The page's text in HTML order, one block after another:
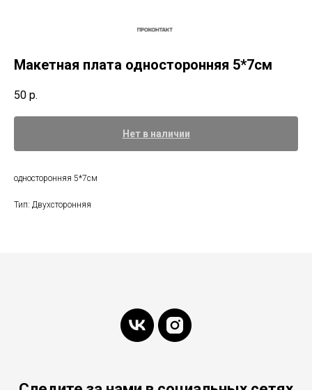
Макетная плата односторонняя 5*7см
50 р.
Нет в наличии
односторонняя 5*7см
Тип: Двухсторонняя